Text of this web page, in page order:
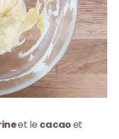
et le cacaoet